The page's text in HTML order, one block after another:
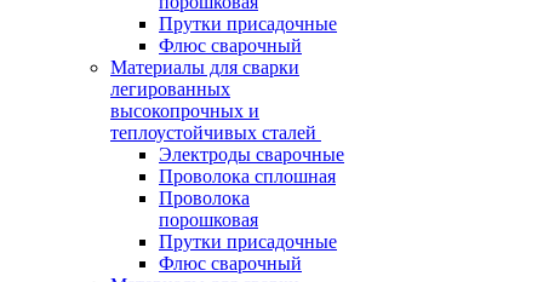
Прутки присадочные
Флюс сварочный
Материалы для сварки
легированных
высокопрочных и
теплоустойчивых сталей
Электроды сварочные
Проволока сплошная
Проволока
порошковая
Прутки присадочные
Флюс сварочный